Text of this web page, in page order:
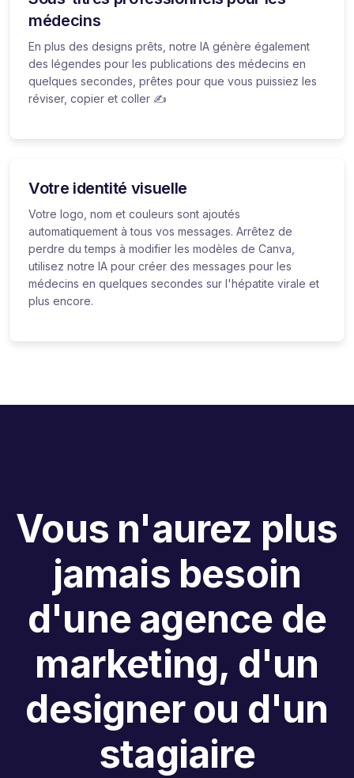
médecins
En plus des designs prêts, notre IA génère également
des légendes pour les publications des médecins en
quelques secondes, prêtes pour que vous puissiez les
réviser, copier et coller ✍️
Votre identité visuelle
Votre logo, nom et couleurs sont ajoutés
automatiquement à tous vos messages. Arrêtez de
perdre du temps à modifier les modèles de Canva,
utilisez notre IA pour créer des messages pour les
médecins en quelques secondes sur l'hépatite virale et
plus encore.
Vous n'aurez plus
jamais besoin
d'une agence de
marketing, d'un
designer ou d'un
stagiaire